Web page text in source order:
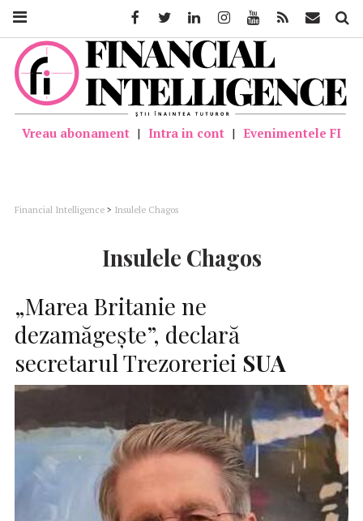
Vreau abonament | Intra in cont | Evenimentele FI
Financial Intelligence > Insulele Chagos
Insulele Chagos
„Marea Britanie ne
dezamăgește”, declară
secretarul Trezoreriei SUA
FacebookTwitter LinkedinInstagramYoutube Feed Mail